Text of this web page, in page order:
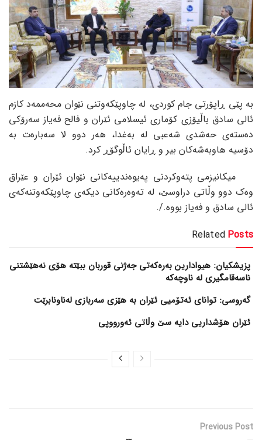
بە پێی ڕاپۆرتی جام کوردی، لە چاوپێکەوتنی نێوان محەممەد کازم
ئالی سادق باڵیۆزی کۆماری ئیسلامی ئێران و فالح فەیاز سەرۆکی
دەستەی حەشدی شەعبی لە بەغدا، هەر دوو لا سەبارەت بە
دۆسیە هاوبەشەکان بیر و ڕایان ئاڵوگۆڕ کرد.
میکانیزمی پتەوکردنی پەیوەندییەکانی نێوان ئێران و عێراق
وەک دوو وڵاتی دراوسێ، لە تەوەرەکانی دیکەی چاوپێکەوتنەکەی
ئالی سادق و فەیاز بووە./.
Related Posts
پزیشکیان: هیوادارین بەرەکەتی جەژنی قوربان ببێتە هۆی نەهێشتنی
ناسەقامگیری لە ناوچەکە
گەروسی: توانای ئەتۆمیی ئێران بە هێزی سەربازی لەناونابرێت
ئێران هۆشداریی دایە سێ وڵاتی ئەورووپی
Previous Post